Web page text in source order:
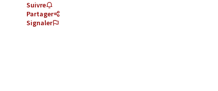
Suivre
Partager
Signaler